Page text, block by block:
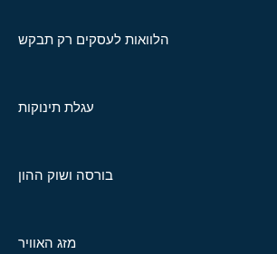
הלוואות לעסקים רק תבקש
עגלת תינוקות
בורסה ושוק ההון
מזג האוויר